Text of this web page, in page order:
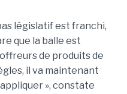
législatif est franchi,
que la balle est
de produits de
il va maintenant
», constate